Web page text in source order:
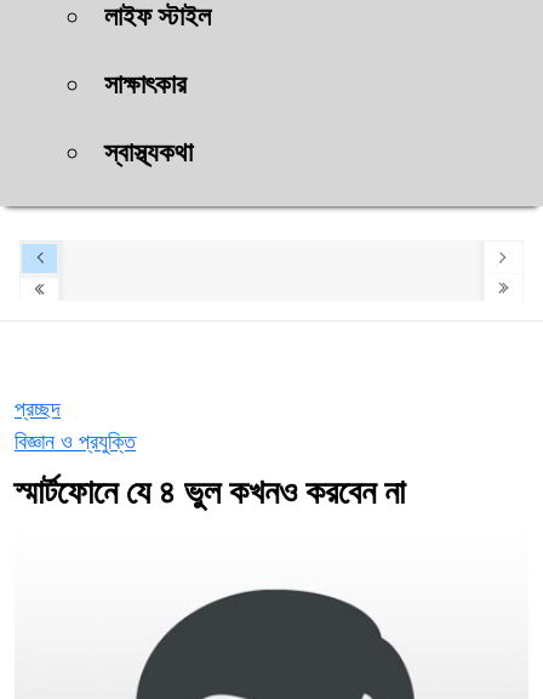
লাইফ স্টাইল
সাক্ষাৎকার
স্বাস্থ্যকথা
প্রচ্ছদ
বিজ্ঞান ও প্রযুক্তি
স্মার্টফোনে যে ৪ ভুল কখনও করবেন না